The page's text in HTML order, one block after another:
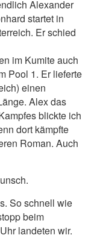
Alexander
startet in
Er schied
im Kumite auch
Pool 1. Er lieferte
einen
Alex das
blickte ich
dort kämpfte
Roman. Auch
So schnell wie
beim
landeten wir.